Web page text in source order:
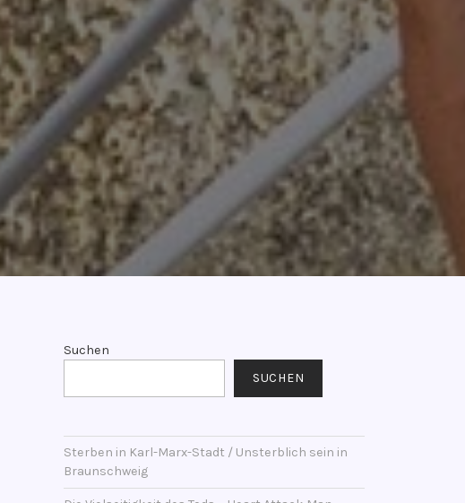
Suchen
SUCHEN
Sterben in Karl-Marx-Stadt / Unsterblich sein in
Braunschweig